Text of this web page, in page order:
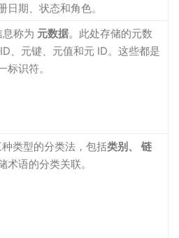
日期、状态和角色。
称为 元数据。此处存储的元数
、元键、元值和元 ID。这些都是
标识符。
类型的分类法，包括类别、
链
术语的分类关联。